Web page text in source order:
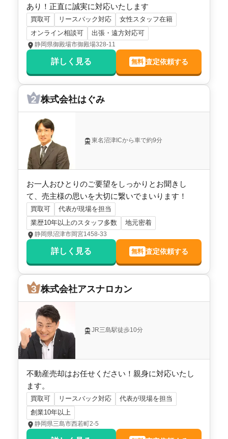
あり！正直に誠実に対応いたします
買取可 リースバック対応
女性スタッフ在籍
オンライン相談可
出張・遠方対応可
静岡県御殿場市御殿場328-11
詳しく見る 無料 査定依頼する
株式会社はぐみ
東名沼津ICから車で約9分
お一人おひとりのご要望をしっかりとお聞きし
て、売主様の思いを大切に繋いでまいります！
買取可
代表が現場を担当
業歴10年以上のスタッフ多数
地元密着
静岡県沼津市岡宮1458-33
詳しく見る 無料 査定依頼する
株式会社アスナロカン
JR三島駅徒歩10分
不動産売却はお任せください！親身に対応いたし
ます。
買取可 リースバック対応
代表が現場を担当
創業10年以上
静岡県三島市西若町2-5